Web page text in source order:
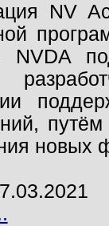
NV
NVDA
новых